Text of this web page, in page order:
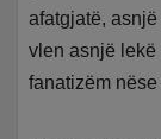
afatgjatë,
vlen asnjë lekë
fanatizëm